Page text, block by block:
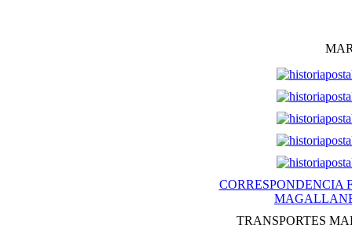
CORRESPONDENCIA
TRANSPORTES